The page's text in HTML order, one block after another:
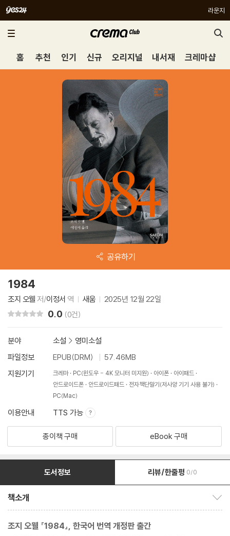
라운지
홈 추천 인기 신규 오리지널 내서재 크레마샵
공유하기
1984
조지 오웰 저/이정서 역 새움 2025년 12월 22일
0.0 (0건)
분야 소설 > 영미소설
파일정보
EPUB(DRM)
57.46MB
지원기기
크레마 PC(윈도우 - 4K 모니터 미지원) 아이폰
아이패드
안드로이드폰
안드로이드패드
전자책단말기(저사양 기기 사용 불가)
PC(Mac)
이용안내 TTS 가능
종이책 구매 eBook 구매
도서정보 리뷰/한줄평 0/0
책소개
조지 오웰 『1984』, 한국어 번역 개정판 출간